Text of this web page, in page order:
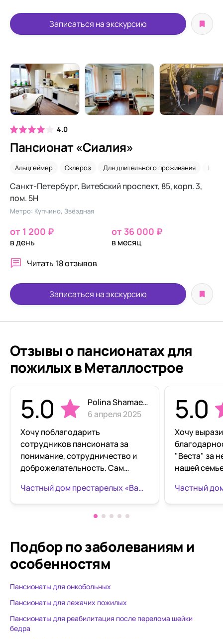
Записаться на экскурсию
4.0
Пансионат «Сиалия»
Альцгеймер Склероз Для длительного проживания
Санкт-Петербург, Витебский проспект, 85, корп. 3,
пом. 5Н
Метро: Купчино, Звёздная
от 1 200 ₽
в день
от 36 000 ₽
в месяц
Читать 18 отзывов
Записаться на экскурсию
Отзывы о пансионатах для
пожилых в Металлострое
5.0
Polina Shamaeva
6 апреля 2025
Хочу поблагодарить
сотрудников пансионата за
понимание, сотрудничество и
доброжелательность. Сам
ухоженный, комната
большая,светлая,есть всё
необходимое! Мы заселились
сказать не могу,но пока
впечатления просто
замечательные, ещё раз хочу
особенно Марину ❤️❤️❤️❤️
Частный дом престарелых «Ваш Оберег» Пролетарский
5.0
Хочу
"Веста" за
нашей
надежных
и под
женщины,
Подбор по заболеваниям и
особенностям
Пансионаты для онкобольных
Пансионаты для лежачих пожилых
Пансионаты для реабилитация после перелома шейки
бедра